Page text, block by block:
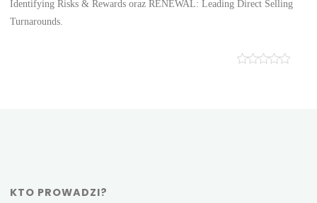
Identifying Risks & Rewards oraz RENEWAL: Leading Direct Selling
Turnarounds.
KTO PROWADZI?